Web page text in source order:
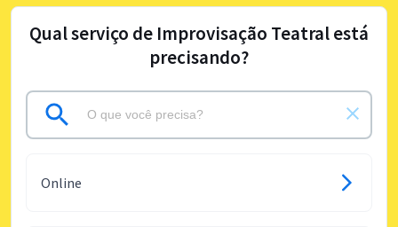
Qual serviço de Improvisação Teatral está
precisando?
Online